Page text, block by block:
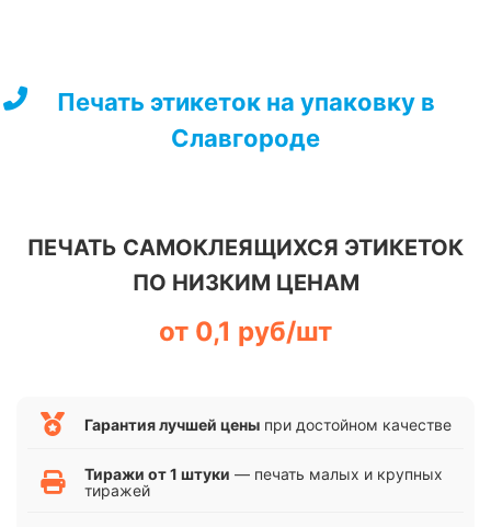
Печать этикеток на упаковку в
Славгороде
ПЕЧАТЬ САМОКЛЕЯЩИХСЯ ЭТИКЕТОК
ПО НИЗКИМ ЦЕНАМ
от 0,1 руб/шт
Гарантия лучшей цены при достойном качестве
Тиражи от 1 штуки — печать малых и крупных
тиражей